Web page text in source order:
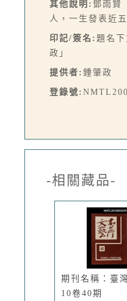
其他說明: 鄧雨賢
人，一生發表近
印記/簽名: 題名
政」
提供者: 鍾肇政
登錄號:
-相關藏品-
期刊名稱：臺
10卷40期